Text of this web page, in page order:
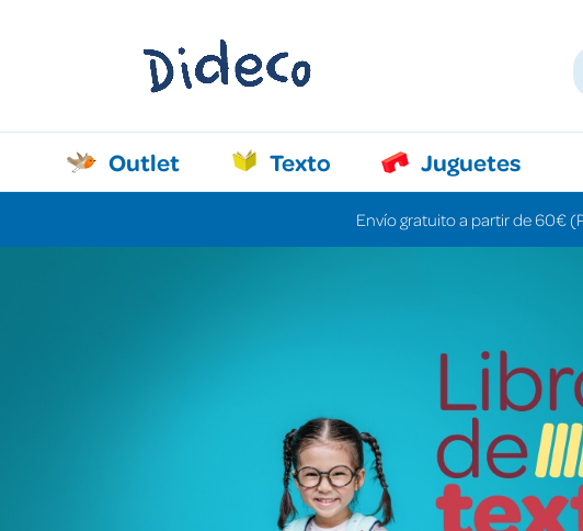
Outlet Texto Juguetes
Envío gratuito a partir de 60€